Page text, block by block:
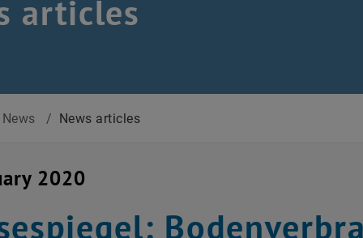
articles
News / News articles
2020